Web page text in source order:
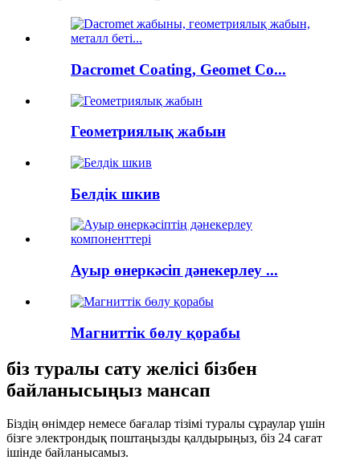
Dacromet Coating, Geomet Co...
Геометриялық жабын
Белдік шкив
Ауыр өнеркәсіп дәнекерлеу ...
Магниттік бөлу қорабы
біз туралы сату желісі бізбен
байланысыңыз мансап
Біздің өнімдер немесе бағалар тізімі туралы сұраулар үшін
бізге электрондық поштаңызды қалдырыңыз, біз 24 сағат
ішінде байланысамыз.